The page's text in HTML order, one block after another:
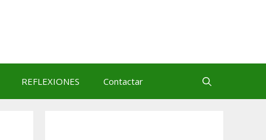
REFLEXIONES Contactar